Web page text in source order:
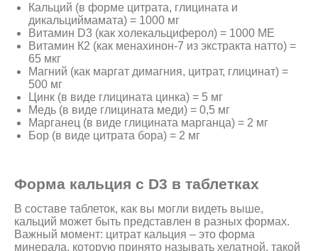
Кальций (в форме цитрата, глицината и
дикальциймамата) = 1000 мг
Витамин D3 (как холекальциферол) = 1000 МЕ
Витамин К2 (как менахинон-7 из экстракта натто) =
65 мкг
Магний (как маргат димагния, цитрат, глицинат) =
500 мг
Цинк (в виде глицината цинка) = 5 мг
Медь (в виде глицината меди) = 0,5 мг
Марганец (в виде глицината марганца) = 2 мг
Бор (в виде цитрата бора) = 2 мг
Форма кальция с D3 в таблетках
В составе таблеток, как вы могли видеть выше,
кальций может быть представлен в разных формах.
Важный момент: цитрат кальция – это форма
минерала, которую принято называть хелатной, такой